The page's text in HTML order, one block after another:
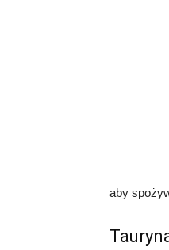
aby